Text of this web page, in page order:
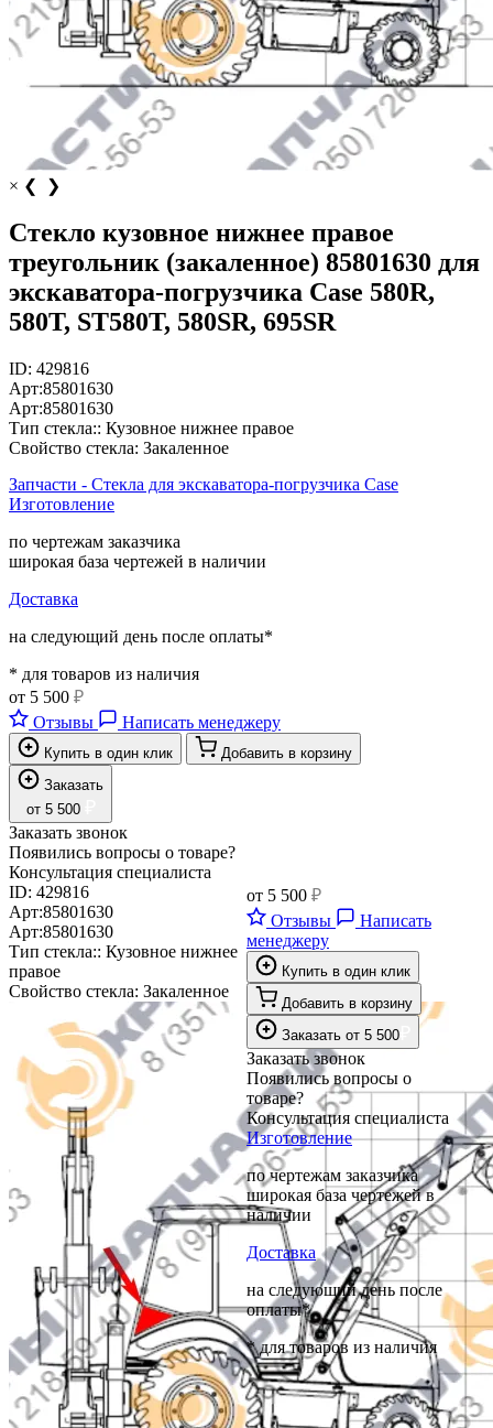
× ❮ ❯
Стекло кузовное нижнее правое
треугольник (закаленное) 85801630 для
экскаватора-погрузчика Case 580R,
580T, ST580T, 580SR, 695SR
ID: 429816
Арт:85801630
Арт:85801630
Тип стекла:: Кузовное нижнее правое
Свойство стекла: Закаленное
Запчасти - Стекла для экскаватора-погрузчика Case
Изготовление
по чертежам заказчика
широкая база чертежей в наличии
Доставка
на следующий день после оплаты*
* для товаров из наличия
от 5 500 ₽
Отзывы
Написать менеджеру
Купить в один клик
Добавить в корзину
Заказать
от 5 500
Заказать звонок
Появились вопросы о товаре?
Консультация специалиста
ID: 429816
Арт:85801630
Арт:85801630
Тип стекла:: Кузовное нижнее
правое
Свойство стекла: Закаленное
от 5 500 ₽
Отзывы
Написать
менеджеру
Купить в один клик
Добавить в корзину
Заказать от 5 500
Заказать звонок
Появились вопросы о
товаре?
Консультация специалиста
Изготовление
по чертежам заказчика
широкая база чертежей в
наличии
Доставка
на следующий день после
оплаты*
* для товаров из наличия